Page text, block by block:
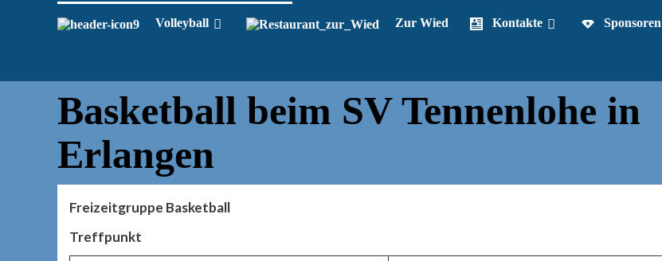
Volleyball Zur Wied Kontakte Sponsoren
Basketball beim SV Tennenlohe in
Erlangen
Freizeitgruppe Basketball
Treffpunkt